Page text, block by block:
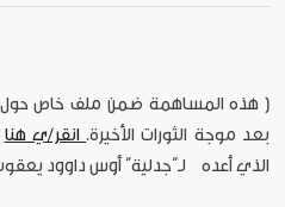
[ هذه المساهمة ضمن ملف خاص حول
بعد موجة الثورات الأخيرة. انقر/ي هنا
الذي أعده لـ”جدلية“ أوس داوود